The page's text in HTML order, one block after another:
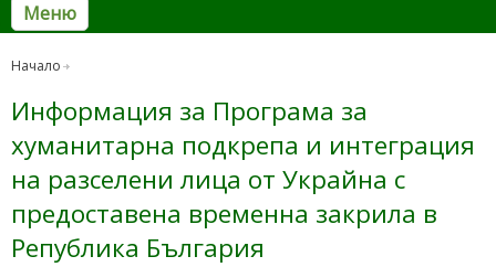
Меню
Начало
Информация за Програма за
хуманитарна подкрепа и интеграция
на разселени лица от Украйна с
предоставена временна закрила в
Република България